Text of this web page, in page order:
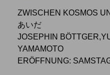
ZWISCHEN KOSMOS
あいだ
JOSEPHIN
YAMAMOTO
ERÖFFNUNG: